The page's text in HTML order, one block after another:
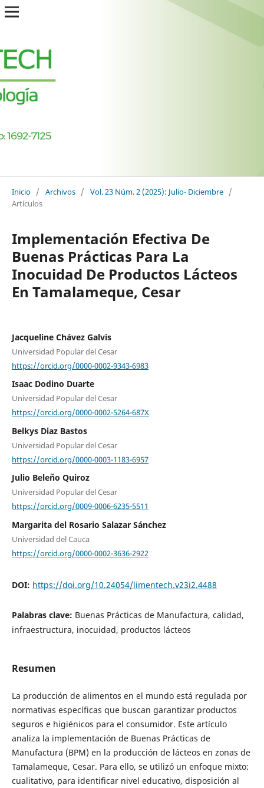
Inicio / Archivos / Vol. 23 Núm. 2 (2025): Julio- Diciembre /
Artículos
Implementación Efectiva De
Buenas Prácticas Para La
Inocuidad De Productos Lácteos
En Tamalameque, Cesar
Jacqueline Chávez Galvis
Universidad Popular del Cesar
https://orcid.org/0000-0002-9343-6983
Isaac Dodino Duarte
Universidad Popular del Cesar
https://orcid.org/0000-0002-5264-687X
Belkys Diaz Bastos
Universidad Popular del Cesar
https://orcid.org/0000-0003-1183-6957
Julio Beleño Quiroz
Universidad Popular del Cesar
https://orcid.org/0009-0006-6235-5511
Margarita del Rosario Salazar Sánchez
Universidad del Cauca
https://orcid.org/0000-0002-3636-2922
DOI: https://doi.org/10.24054/limentech.v23i2.4488
Palabras clave: Buenas Prácticas de Manufactura, calidad,
infraestructura, inocuidad, productos lácteos
Resumen
La producción de alimentos en el mundo está regulada por
normativas específicas que buscan garantizar productos
seguros e higiénicos para el consumidor. Este artículo
analiza la implementación de Buenas Prácticas de
Manufactura (BPM) en la producción de lácteos en zonas de
Tamalameque, Cesar. Para ello, se utilizó un enfoque mixto:
cualitativo, para identificar nivel educativo, disposición al